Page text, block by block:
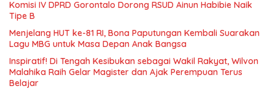
Komisi IV DPRD Gorontalo Dorong RSUD Ainun Habibie Naik
Tipe B
Menjelang HUT ke-81 RI, Bona Paputungan Kembali Suarakan
Lagu MBG untuk Masa Depan Anak Bangsa
Inspiratif! Di Tengah Kesibukan sebagai Wakil Rakyat, Wilvon
Malahika Raih Gelar Magister dan Ajak Perempuan Terus
Belajar